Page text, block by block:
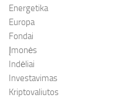
Energetika
Europa
Fondai
Įmonės
Indėliai
Investavimas
Kriptovaliutos